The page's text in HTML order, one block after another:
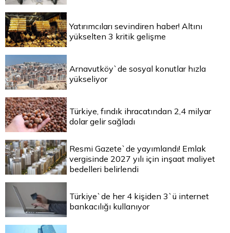
Yatırımcıları sevindiren haber! Altını
yükselten 3 kritik gelişme
Arnavutköy`de sosyal konutlar hızla
yükseliyor
Türkiye, fındık ihracatından 2,4 milyar
dolar gelir sağladı
Resmi Gazete`de yayımlandı! Emlak
vergisinde 2027 yılı için inşaat maliyet
bedelleri belirlendi
Türkiye`de her 4 kişiden 3`ü internet
bankacılığı kullanıyor